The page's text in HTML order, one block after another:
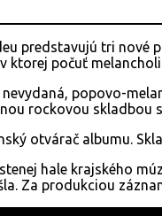
predstavujú tri nové
ktorej počuť
popovo-
rockovou skladbou
otvárač albumu.
hale krajského
Za produkciou